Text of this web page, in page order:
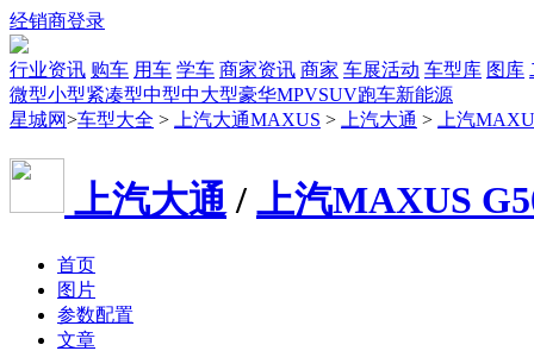
经销商登录
行业资讯 购车 用车 学车 商家资讯 商家 车展活动 车型库 图库
微型小型紧凑型中型中大型豪华MPVSUV跑车新能源
星城网>车型大全 > 上汽大通MAXUS > 上汽大通 > 上汽
上汽大通/ 上汽MAXUS
首页
图片
参数配置
文章